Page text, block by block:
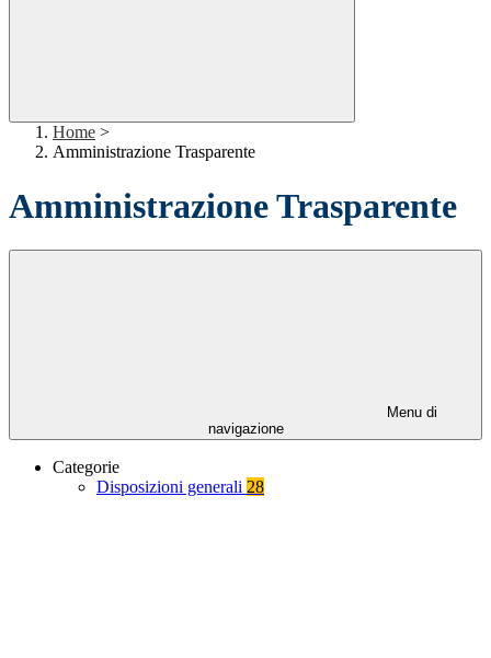
Home >
Amministrazione Trasparente
Amministrazione Trasparente
Menu di
navigazione
Categorie
Disposizioni generali 28